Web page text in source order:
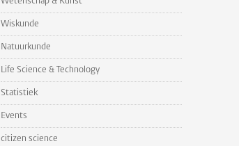
Wiskunde
Natuurkunde
Life Science & Technology
Statistiek
Events
citizen science